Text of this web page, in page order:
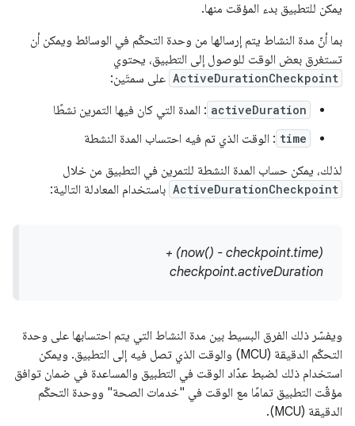
يمكن للتطبيق بدء المؤقت منها.
بما أنّ مدة النشاط يتم إرسالها من وحدة التحكّم في الوسائط ويمكن أن
تستغرق بعض الوقت للوصول إلى التطبيق، يحتوي
ActiveDurationCheckpoint على سمتَين:
activeDuration : المدة التي كان فيها التمرين نشطًا
time : الوقت الذي تم فيه احتساب المدة النشطة
لذلك، يمكن حساب المدة النشطة للتمرين في التطبيق من خلال
ActiveDurationCheckpoint باستخدام المعادلة التالية:
(now() - checkpoint.time) +
checkpoint.activeDuration
ويفسّر ذلك الفرق البسيط بين مدة النشاط التي يتم احتسابها على وحدة
التحكّم الدقيقة (MCU) والوقت الذي تصل فيه إلى التطبيق. ويمكن
استخدام ذلك لضبط عدّاد الوقت في التطبيق والمساعدة في ضمان توافق
مؤقّت التطبيق تمامًا مع الوقت في "خدمات الصحة" ووحدة التحكّم
الدقيقة (MCU).